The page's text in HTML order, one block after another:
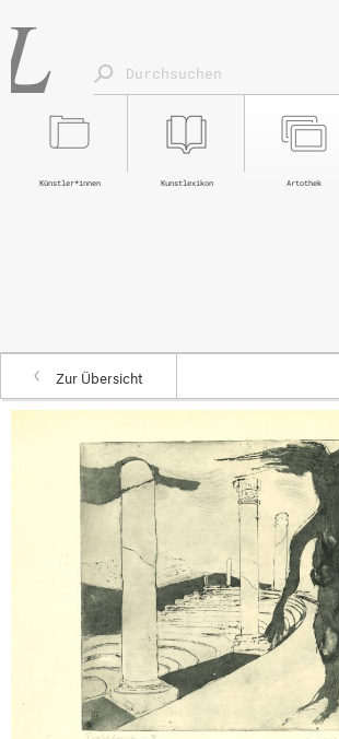
Artothek
Kunstlexikon
Künstler*innen
Zur Übersicht